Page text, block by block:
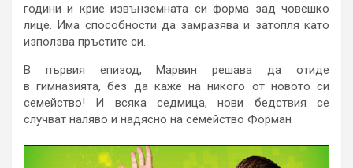
години и крие извънземната си форма зад човешко
лице. Има способности да замразява и затопля като
използва пръстите си.
В първия епизод, Марвин решава да отиде
в гимназията, без да каже на никого от новото си
семейство! И всяка седмица, нови бедствия се
случват наляво и надясно на семейство Форман